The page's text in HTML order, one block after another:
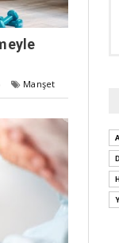
Manşet